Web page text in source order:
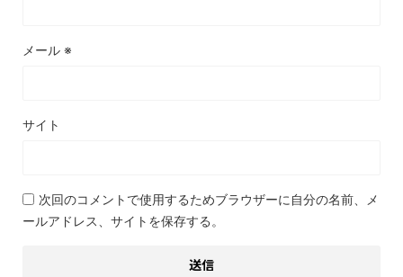
メール ※
サイト
次回のコメントで使用するためブラウザーに自分の名前、メ
ールアドレス、サイトを保存する。